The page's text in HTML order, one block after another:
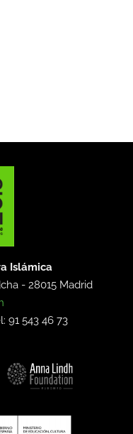
Islámica
-28015 Madrid
91 543 46 73